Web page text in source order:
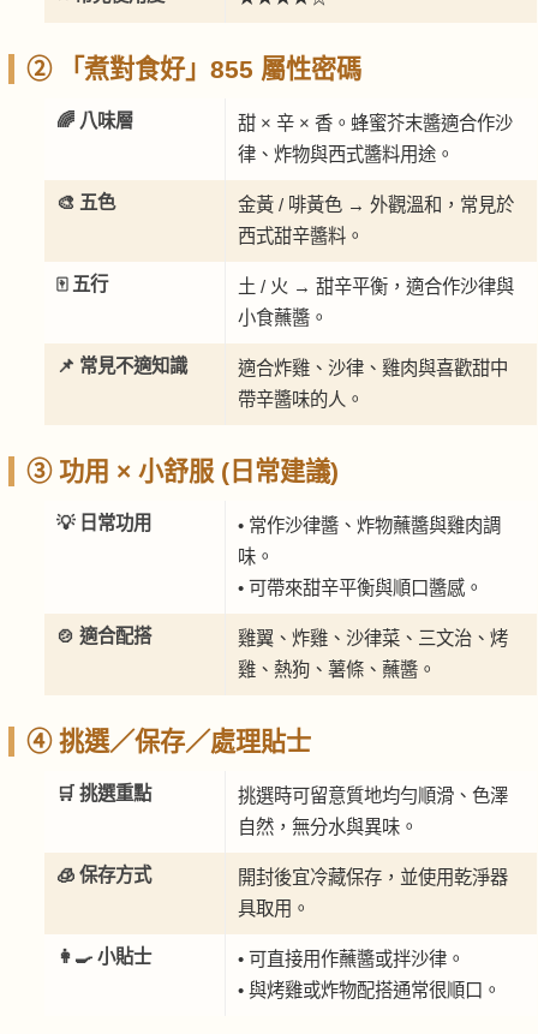
② 「煮對食好」855 屬性密碼
🌈 八味層
甜 × 辛 × 香。蜂蜜芥末醬適合作沙
律、炸物與西式醬料用途。
🎨 五色
金黃 / 啡黃色 → 外觀溫和，常見於
西式甜辛醬料。
🀄 五行
土 / 火 → 甜辛平衡，適合作沙律與
小食蘸醬。
📌 常見不適知識
適合炸雞、沙律、雞肉與喜歡甜中
帶辛醬味的人。
③ 功用 × 小舒服 (日常建議)
💡 日常功用
• 常作沙律醬、炸物蘸醬與雞肉調
味。
• 可帶來甜辛平衡與順口醬感。
🍲 適合配搭
雞翼、炸雞、沙律菜、三文治、烤
雞、熱狗、薯條、蘸醬。
④ 挑選／保存／處理貼士
🛒 挑選重點
挑選時可留意質地均勻順滑、色澤
自然，無分水與異味。
🧊 保存方式
開封後宜冷藏保存，並使用乾淨器
具取用。
👩‍🍳 小貼士
• 可直接用作蘸醬或拌沙律。
• 與烤雞或炸物配搭通常很順口。